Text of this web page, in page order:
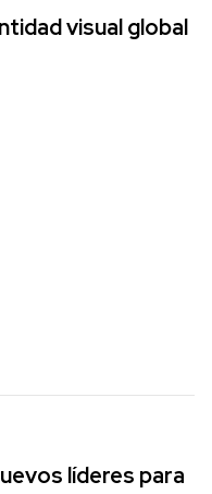
visual global
líderes para